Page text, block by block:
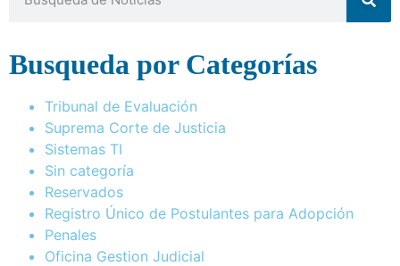
Busqueda por Categorías
Tribunal de Evaluación
Suprema Corte de Justicia
Sistemas TI
Sin categoría
Reservados
Registro Único de Postulantes para Adopción
Penales
Oficina Gestion Judicial